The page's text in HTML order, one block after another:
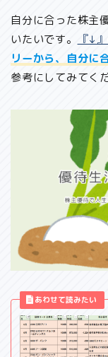
自分に合った株主
いたいです。
『↓
リーから、自分に
参考にしてみてく